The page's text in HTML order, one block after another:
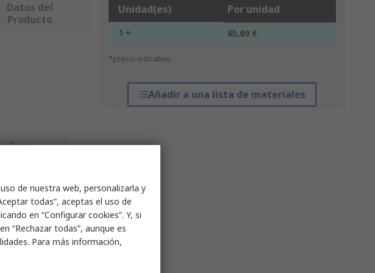
Unidad(es) Por unidad
1 + 65,69 €
*precio indicativo
Añadir a una lista de materiales
Datos del
Producto
Paso
de nuestra web, personalizarla y
todas”, aceptas el uso de
en “Configurar cookies”. Y, si
“Rechazar todas”, aunque es
Para más información,